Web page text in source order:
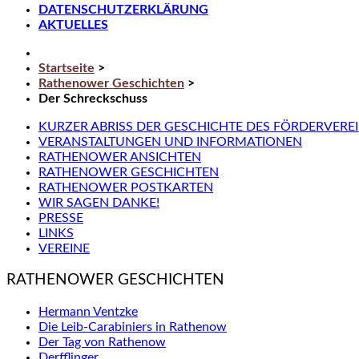
DATENSCHUTZERKLÄRUNG
AKTUELLES
Startseite >
Rathenower Geschichten >
Der Schreckschuss
KURZER ABRISS DER GESCHICHTE DES
VERANSTALTUNGEN UND INFORMATIONEN
RATHENOWER ANSICHTEN
RATHENOWER GESCHICHTEN
RATHENOWER POSTKARTEN
WIR SAGEN DANKE!
PRESSE
LINKS
VEREINE
RATHENOWER GESCHICHTEN
Hermann Ventzke
Die Leib-Carabiniers in Rathenow
Der Tag von Rathenow